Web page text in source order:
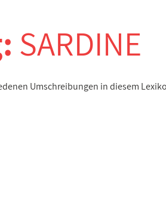
SARDINE
Umschreibungen in diesem